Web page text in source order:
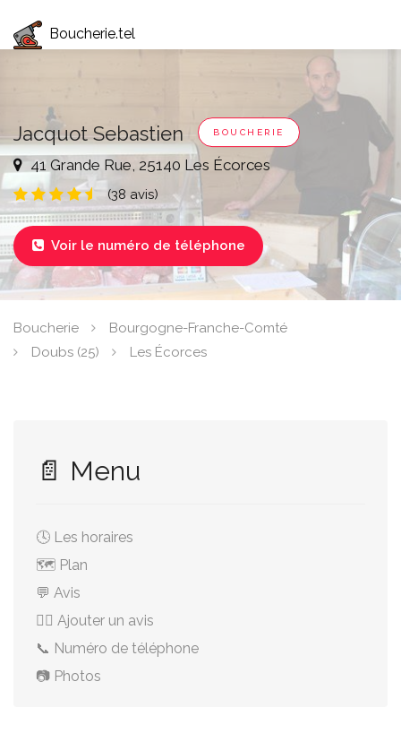
Boucherie.tel
Jacquot Sebastien BOUCHERIE
41 Grande Rue, 25140 Les Écorces
(38 avis)
 Voir le numéro de téléphone
Boucherie
Bourgogne-Franche-Comté
Doubs (25)
Les Écorces
📄 Menu
🕓 Les horaires
🗺️ Plan
💬 Avis
✍🏻 Ajouter un avis
📞 Numéro de téléphone
📷 Photos